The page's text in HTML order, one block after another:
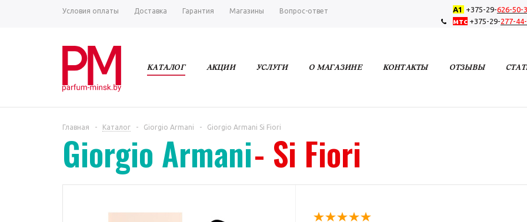
Условия оплаты Доставка Гарантия Магазины Вопрос-ответ А1 +375-29-626-50-
мтс +375-29-277-
КАТАЛОГ АКЦИИ УСЛУГИ О МАГАЗИНЕ КОНТАКТЫ ОТЗЫВЫ
Главная - Каталог - Giorgio Armani - Giorgio Armani Si Fiori
Giorgio Armani- Si Fiori